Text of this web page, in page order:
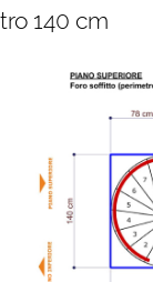
140 cm